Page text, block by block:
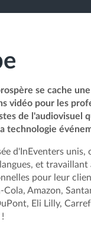
se cache
vidéo pour les
de l'audiovisuel
technologie
d'InEventers unis,
et travaillant
pour leur
Amazon,
Eli Lilly,